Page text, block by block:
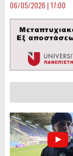
06/05/2026 | 17:00